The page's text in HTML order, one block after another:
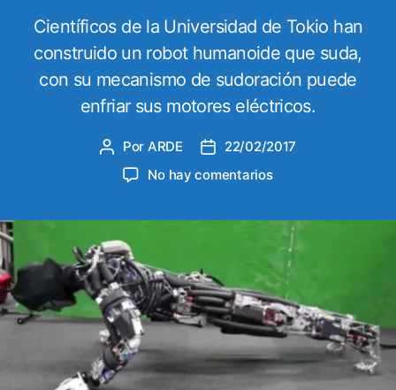
í
a
Científicos de la Universidad de Tokio han
construido un robot humanoide que suda,
con su mecanismo de sudoración puede
enfriar sus motores eléctricos.
A
r
d
e
l
a
e
n
t
r
Por ARDE
F
a
l
a
e
t
r
22/02/2017
No hay comentariose
r
o
b
o
t
s